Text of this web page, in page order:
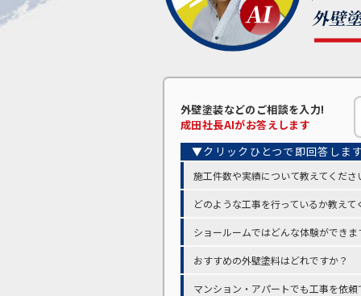
外壁塗装などの ご相談を入力!
成田社長AIがお答えします
施工件数や実績について教えてくださ
どのような工事を行っているか教えて
ショールームではどんな体験ができま
おすすめの外壁塗料はどれですか？
マンション・アパートでも工事を依